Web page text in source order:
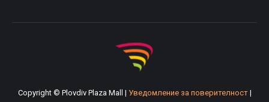
Copyright © Plovdiv Plaza Mall | Уведомление за поверителност|